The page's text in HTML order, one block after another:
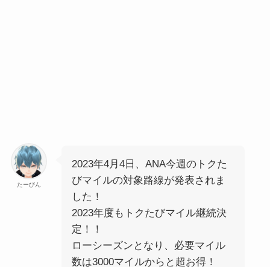
たーびん
2023年4月4日、ANA今週のトクた
びマイルの対象路線が発表されま
した！
2023年度もトクたびマイル継続決
定！！
ローシーズンとなり、必要マイル
数は3000マイルからと超お得！